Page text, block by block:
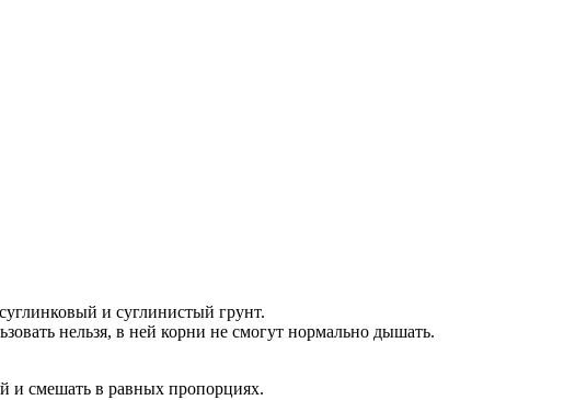
и суглинистый грунт.
нельзя, в ней корни не смогут нормально дышать.
и смешать в равных пропорциях.